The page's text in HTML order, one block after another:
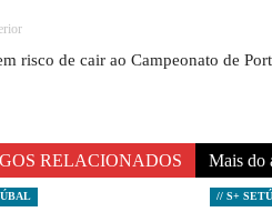
risco de cair ao Campeonato de
RELACIONADOS Mais do
// S+